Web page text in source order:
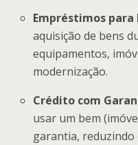
Empréstimos
aquisição de bens
equipamentos,
modernização.
Crédito com
usar um bem
garantia, reduzindo